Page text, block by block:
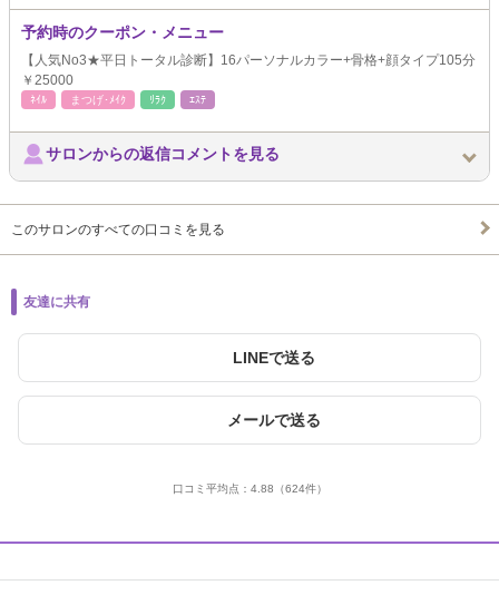
予約時のクーポン・メニュー
【人気No3★平日トータル診断】16パーソナルカラー+骨格+顔タイプ105分
￥25000
ﾈｲﾙ まつげ･ﾒｲｸ ﾘﾗｸ ｴｽﾃ
サロンからの返信コメントを見る
このサロンのすべての口コミを見る
友達に共有
LINEで送る
メールで送る
口コミ平均点： 4.88 （624件）